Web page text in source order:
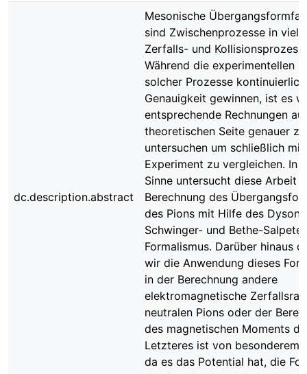
dc.description.abstract
Mesonische
sind Zwischenprozesse in
Zerfalls- und
Während die experimentellen
solcher Prozesse
Genauigkeit gewinnen, ist es
entsprechende Rechnungen
theoretischen Seite genauer zu
untersuchen um schließlich
Experiment zu vergleichen. In
Sinne untersucht diese Arbeit
Berechnung des
des Pions mit Hilfe des Dyson-
Schwinger- und Bethe-
Formalismus. Darüber hinaus
wir die Anwendung dieses
in der Berechnung andere
elektromagnetische
neutralen Pions oder der
des magnetischen Moments
Letzteres ist von besonderem
da es das Potential hat, die